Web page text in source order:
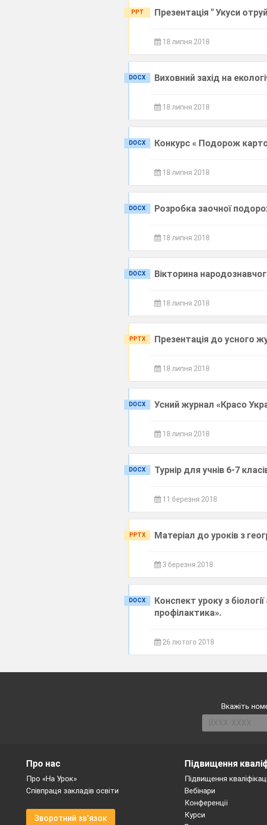
PPT Презентація " Укуси
18 липня 2018
DOCX Виховний захід на
18 липня 2018
DOCX Конкурс « Подорож
18 липня 2018
DOCX Розробка заочної
18 липня 2018
DOCX Вікторина
18 липня 2018
PPTX Презентація до усного
18 липня 2018
DOCX Усний журнал «Красо
18 липня 2018
DOCX Турнір для учнів 6-7
11 березня 2018
PPTX Матеріал до уроків з
3 березня 2018
DOCX
Конспект уроку з
профілактика».
26 лютого 2018
Вкажіть
Підвищення
Підвищення
Вебінари
Конференції
Курси
Про нас
Про «На Урок»
Співпраця закладів освіти
Зворотний зв'язок